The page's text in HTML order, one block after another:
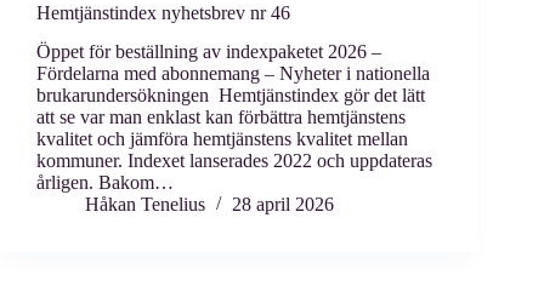
Hemtjänstindex nyhetsbrev nr 46
Öppet för beställning av indexpaketet 2026 –
Fördelarna med abonnemang – Nyheter i nationella
brukarundersökningen Hemtjänstindex gör det lätt
att se var man enklast kan förbättra hemtjänstens
kvalitet och jämföra hemtjänstens kvalitet mellan
kommuner. Indexet lanserades 2022 och uppdateras
årligen. Bakom…
Håkan Tenelius
28 april 2026